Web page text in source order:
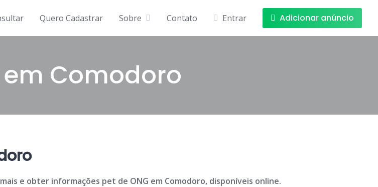
Quero Cadastrar Sobre Contato Entrar Adicionar anúncio
em Comodoro
e obter informações pet de ONG em Comodoro, disponíveis online.